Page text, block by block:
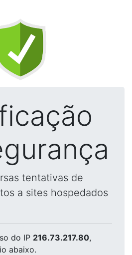
tentativas de
a sites hospedados
do IP 216.73.217.80,
abaixo.